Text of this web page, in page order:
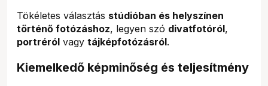
Tökéletes választás stúdióban és helyszínen
történő fotózáshoz, legyen szó divatfotóról,
portréról vagy tájképfotózásról.
Kiemelkedő képminőség és teljesítmény